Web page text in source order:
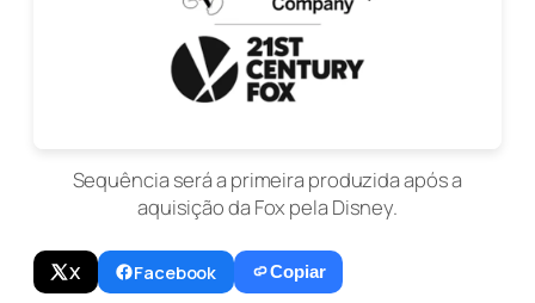
X Facebook Copiar
Sequência será a primeira produzida após a
aquisição da Fox pela Disney.